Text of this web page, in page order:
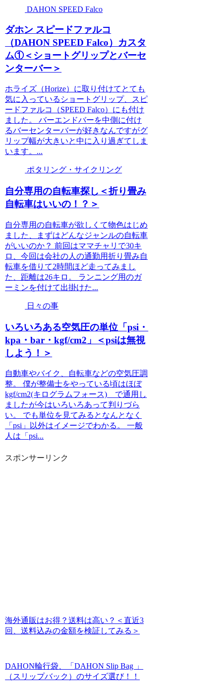
DAHON SPEED Falco
ダホン スピードファルコ
（DAHON SPEED Falco）カスタ
ム①＜ショートグリップとバーセ
ンターバー＞
ホライズ（Horize）に取り付けてとても
気に入っているショートグリップ、スピ
ードファルコ（SPEED Falco）にも付け
ました。 バーエンドバーを中側に付け
るバーセンターバーが好きなんですがグ
リップ幅が大きいと中に入り過ぎてしま
います。...
ポタリング・サイクリング
自分専用の自転車探し＜折り畳み
自転車はいいの！？＞
自分専用の自転車が欲しくて物色はじめ
ました、まずはどんなジャンルの自転車
がいいのか？ 前回はママチャリで30キ
ロ、今回は会社の人の通勤用折り畳み自
転車を借りて2時間ほど走ってみまし
た、距離は26キロ。 ランニング用のガ
ーミンを付けて出掛けた...
日々の事
いろいろある空気圧の単位「psi・
kpa・bar・kgf/cm2」＜psiは無視
しよう！＞
自動車やバイク、自転車などの空気圧調
整。 僕が整備士をやっている頃はほぼ
kgf/cm2(キログラムフォース) で通用し
ましたが今はいろいろあって判りづら
い。 でも単位を見てみるとなんとなく
「psi」以外はイメージでわかる。 一般
人は「psi...
スポンサーリンク
海外通販はお得？送料は高い？＜直近3
回、送料込みの金額を検証してみる＞
DAHON輪行袋、「DAHON Slip Bag 」
（スリップバック）のサイズ選び！！